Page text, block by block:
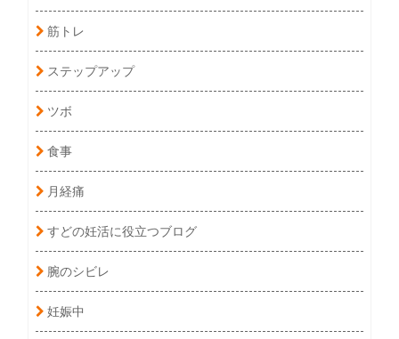
筋トレ
ステップアップ
ツボ
食事
月経痛
すどの妊活に役立つブログ
腕のシビレ
妊娠中